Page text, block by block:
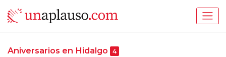
Aniversarios en Hidalgo 4